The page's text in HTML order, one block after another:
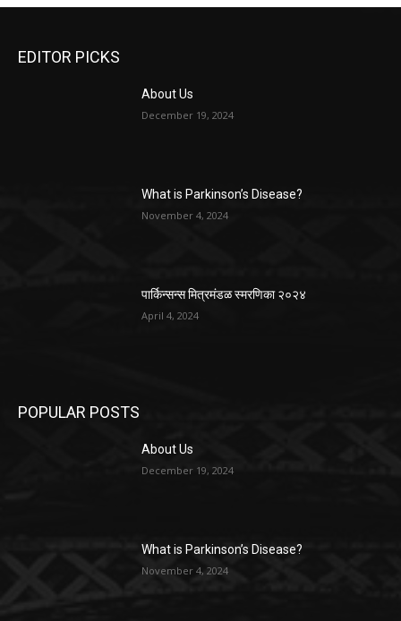
EDITOR PICKS
About Us
December 19, 2024
What is Parkinson’s Disease?
November 4, 2024
पार्किन्सन्स मित्रमंडळ स्मरणिका २०२४
April 4, 2024
POPULAR POSTS
About Us
December 19, 2024
What is Parkinson’s Disease?
November 4, 2024